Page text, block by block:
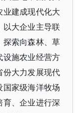
业建成现代化大
以大企业主导联
探索向森林、草
设施农业经营方
份大力发展现代
国家级海洋牧场
育、企业进行深